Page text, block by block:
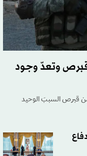
وتعدّ وجود
من قبرص السببَ الوحيد